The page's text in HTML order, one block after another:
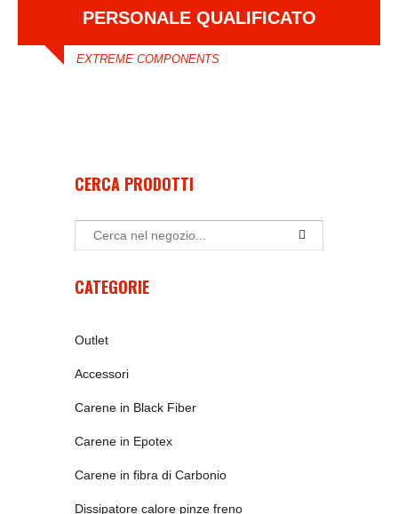
PERSONALE QUALIFICATO
EXTREME COMPONENTS
CERCA PRODOTTI
CATEGORIE
Outlet
Accessori
Carene in Black Fiber
Carene in Epotex
Carene in fibra di Carbonio
Dissipatore calore pinze freno